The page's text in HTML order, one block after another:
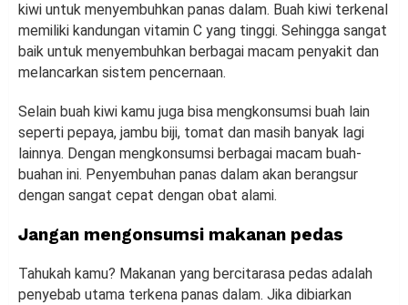
kiwi untuk menyembuhkan panas dalam. Buah kiwi terkenal
memiliki kandungan vitamin C yang tinggi. Sehingga sangat
baik untuk menyembuhkan berbagai macam penyakit dan
melancarkan sistem pencernaan.
Selain buah kiwi kamu juga bisa mengkonsumsi buah lain
seperti pepaya, jambu biji, tomat dan masih banyak lagi
lainnya. Dengan mengkonsumsi berbagai macam buah-
buahan ini. Penyembuhan panas dalam akan berangsur
dengan sangat cepat dengan obat alami.
Jangan mengonsumsi makanan pedas
Tahukah kamu? Makanan yang bercitarasa pedas adalah
penyebab utama terkena panas dalam. Jika dibiarkan